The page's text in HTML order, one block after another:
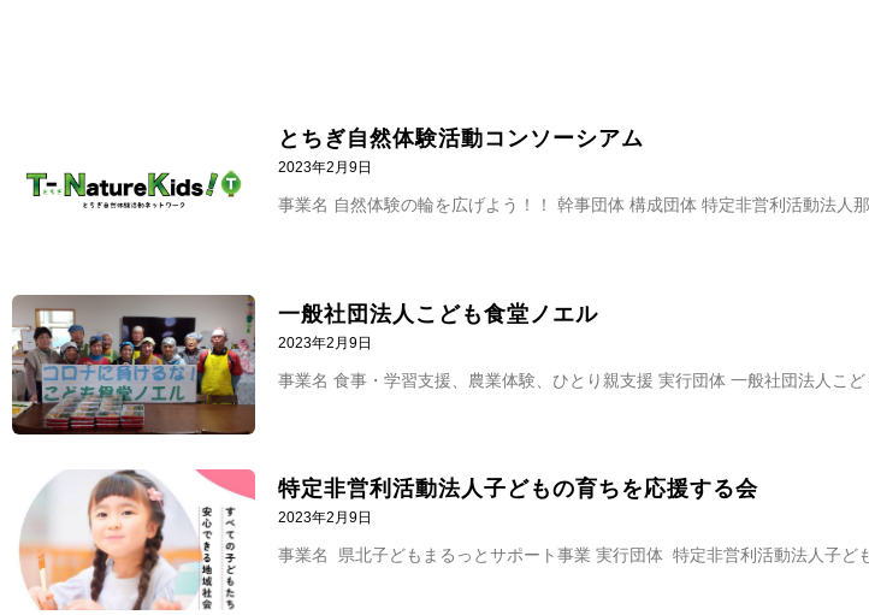
とちぎ自然体験活動コンソーシアム
2023年2月9日
事業名 自然体験の輪を広げよう！！ 幹事団体 構成団体 特定非営利活動法人
一般社団法人こども食堂ノエル
2023年2月9日
事業名 食事・学習支援、農業体験、ひとり親支援 実行団体 一般社団法人こ
特定非営利活動法人子どもの育ちを応援する会
2023年2月9日
事業名 県北子どもまるっとサポート事業 実行団体 特定非営利活動法人子ど